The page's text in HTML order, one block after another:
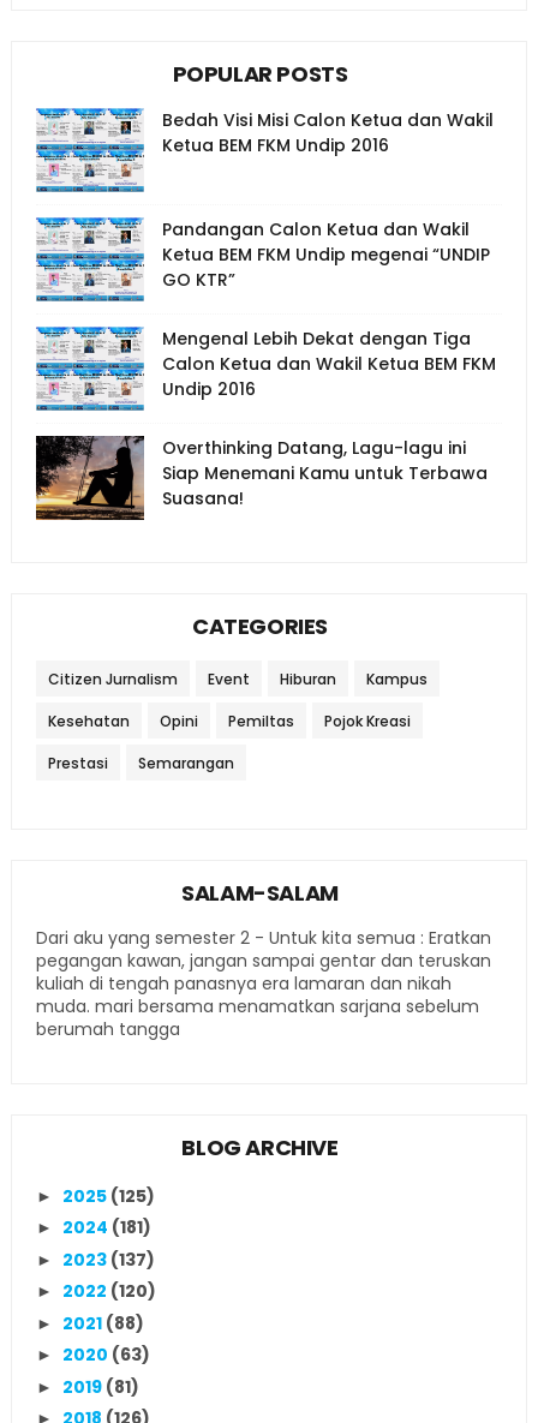
POPULAR POSTS
Bedah Visi Misi Calon Ketua dan Wakil
Ketua BEM FKM Undip 2016
Pandangan Calon Ketua dan Wakil
Ketua BEM FKM Undip megenai “UNDIP
GO KTR”
Mengenal Lebih Dekat dengan Tiga
Calon Ketua dan Wakil Ketua BEM FKM
Undip 2016
Overthinking Datang, Lagu-lagu ini
Siap Menemani Kamu untuk Terbawa
Suasana!
CATEGORIES
Citizen Jurnalism Event Hiburan Kampus
Kesehatan Opini Pemiltas Pojok Kreasi
Prestasi Semarangan
SALAM-SALAM
Dari aku yang semester 2 - Untuk kita semua : Eratkan
pegangan kawan, jangan sampai gentar dan teruskan
kuliah di tengah panasnya era lamaran dan nikah
muda. mari bersama menamatkan sarjana sebelum
berumah tangga
BLOG ARCHIVE
► 2025 (125)
► 2024 (181)
► 2023 (137)
► 2022 (120)
► 2021 (88)
► 2020 (63)
► 2019 (81)
► 2018 (126)